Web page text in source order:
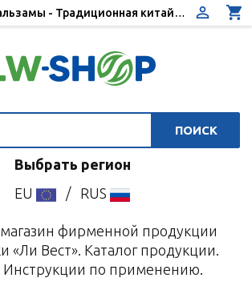
ПОИСК
Выбрать регион
EU
/ RUS
фирменной продукции
«Ли Вест». Каталог продукции.
по применению.
Китайские бальзамы - Традиционная китайская медицина - Купить в интернет-магазине «Ли Вест»